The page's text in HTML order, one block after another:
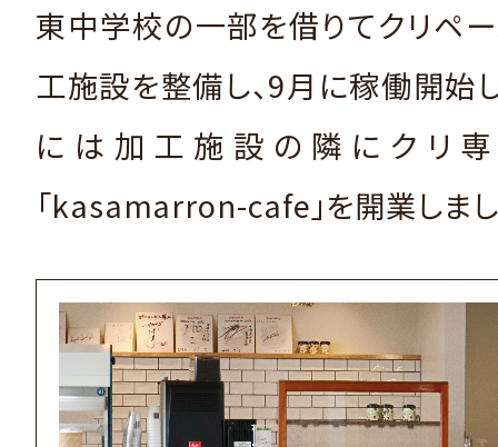
東中学校の一部を借りてクリペ
工施設を整備し、9月に稼働開始
には加工施設の隣にクリ
「kasamarron-cafe」を開業しまし